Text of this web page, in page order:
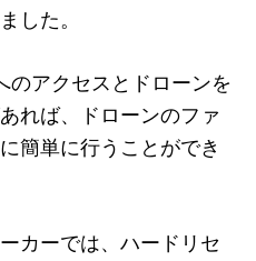
した。
のアクセスとドローンを
れば、ドローンのファ
簡単に行うことができ
カーでは、ハードリセ